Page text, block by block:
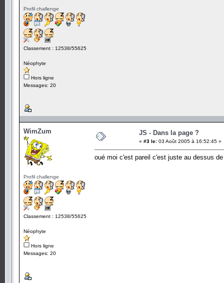
Profil challenge
Classement : 12538/55625
Néophyte
Hors ligne
Messages: 20
WimZum
Profil challenge
Classement : 12538/55625
Néophyte
Hors ligne
Messages: 20
JS - Dans la page ?
« #3 le: 03 Août 2005 à 16:52:45 »
oué moi c'est pareil c'est juste au dessus